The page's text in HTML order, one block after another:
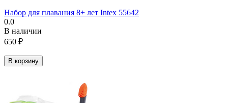
Набор для плавания 8+ лет Intex 55642
0.0
В наличии
650 ₽
В корзину